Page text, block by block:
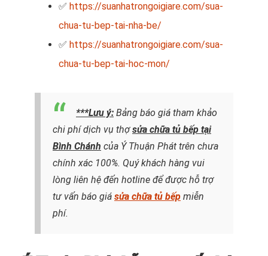
✅ https://suanhatrongoigiare.com/sua-
chua-tu-bep-tai-nha-be/
✅ https://suanhatrongoigiare.com/sua-
chua-tu-bep-tai-hoc-mon/
***Lưu ý: Bảng báo giá tham khảo
chi phí dịch vụ thợsửa chữa tủ bếp tại
Bình Chánh của Ý Thuận Phát trên chưa
chính xác 100%. Quý khách hàng vui
lòng liên hệ đến hotline để được hỗ trợ
tư vấn báo giá sửa chữa tủ bếp miễn
phí.